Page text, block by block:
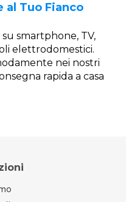
al Tuo Fianco
smartphone, TV,
elettrodomestici.
nei nostri
rapida a casa